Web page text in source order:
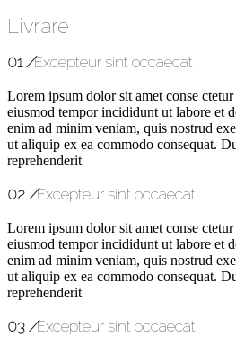
Livrare
01/Excepteur sint occaecat
Lorem ipsum dolor sit amet conse
eiusmod tempor incididunt ut labore et
enim ad minim veniam, quis nostrud
ut aliquip ex ea commodo consequat.
reprehenderit
02 /Excepteur sint occaecat
Lorem ipsum dolor sit amet conse
eiusmod tempor incididunt ut labore et
enim ad minim veniam, quis nostrud
ut aliquip ex ea commodo consequat.
reprehenderit
03 /Excepteur sint occaecat